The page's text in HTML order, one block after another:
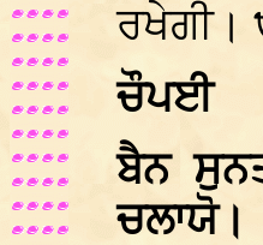
ਰਖੇਗੀ।
ਚੌਪਈ
ਬੈਨ
ਚਲਾਯੋ।